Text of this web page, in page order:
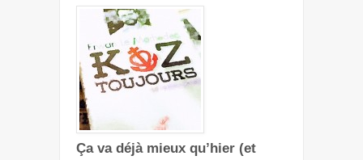
Ça va déjà mieux qu’hier (et